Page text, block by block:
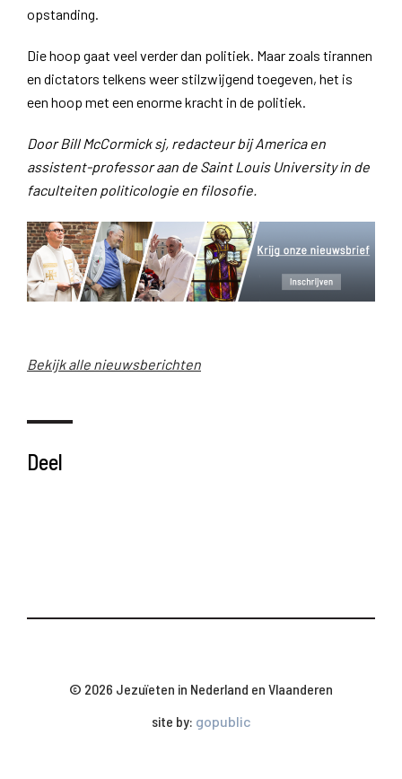
opstanding.
Die hoop gaat veel verder dan politiek. Maar zoals tirannen
en dictators telkens weer stilzwijgend toegeven, het is
een hoop met een enorme kracht in de politiek.
Door Bill McCormick sj, redacteur bij America en
assistent-professor aan de Saint Louis University in de
faculteiten politicologie en filosofie.
Bekijk alle nieuwsberichten
Deel
© 2026 Jezuïeten in Nederland en Vlaanderen
site by: gopublic